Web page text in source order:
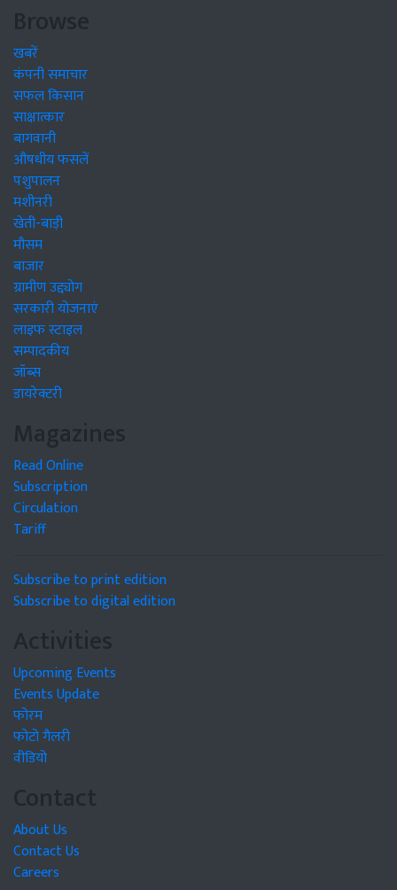
Browse
खबरें
कंपनी समाचार
सफल किसान
साक्षात्कार
बागवानी
औषधीय फसलें
पशुपालन
मशीनरी
खेती-बाड़ी
मौसम
बाजार
ग्रामीण उद्द्योग
सरकारी योजनाएं
लाइफ स्टाइल
सम्पादकीय
जॉब्स
डायरेक्टरी
Magazines
Read Online
Subscription
Circulation
Tariff
Subscribe to print edition
Subscribe to digital edition
Activities
Upcoming Events
Events Update
फोरम
फोटो गैलरी
वीडियो
Contact
About Us
Contact Us
Careers